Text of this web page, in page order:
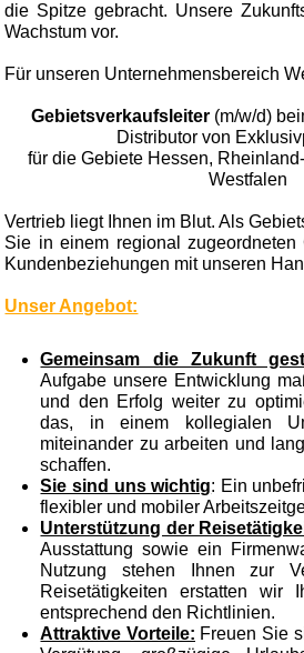
die Spitze gebracht. Unsere
Wachstum vor.
Für unseren Unternehmensbereich
Gebietsverkaufsleiter (m/w/d)
Distributor von
für die Gebiete Hessen,
Westfalen
Vertrieb liegt Ihnen im Blut. Als
Sie in einem regional
Kundenbeziehungen mit unseren
Unser Angebot:
Gemeinsam die Zukunft
Aufgabe unsere Entwicklung
und den Erfolg weiter zu
das, in einem kollegialen
miteinander zu arbeiten und
schaffen.
Sie sind uns wichtig: Ein
flexibler und mobiler
Unterstützung der
Ausstattung sowie ein
Nutzung stehen Ihnen zur
Reisetätigkeiten erstatten wir
entsprechend den Richtlinien.
Attraktive Vorteile: Freuen Sie